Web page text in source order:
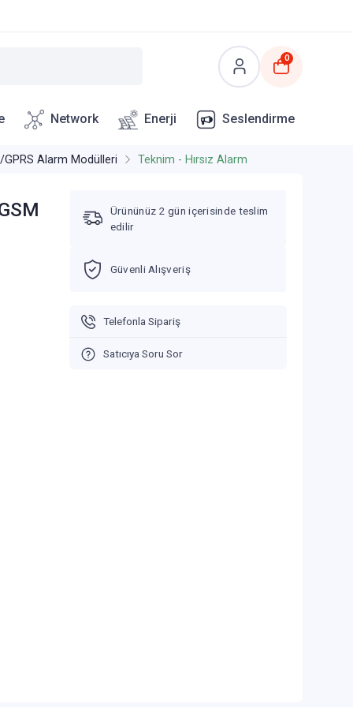
0
Network Enerji Seslendirme
GPRS Alarm Modülleri Teknim - Hırsız Alarm
Ürününüz 2 gün içerisinde teslim
edilir
Güvenli Alışveriş
Telefonla Sipariş
Satıcıya Soru Sor